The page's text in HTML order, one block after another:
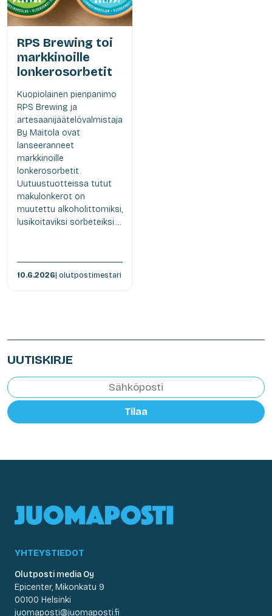
RPS Brewing toi
markkinoille
lonkerosorbetit
Kuopiolainen pienpanimo
RPS Brewing ja
artesaanijäätelövalmistaja
By Maitola ovat
lanseeranneet
markkinoille
lonkerosorbetit.
Uutuustuotteissa tutut
makulonkerot on
muutettu alkoholittomiksi,
lusikoitaviksi sorbeteiksi....
10.6.2026| olutpostimestari
UUTISKIRJE
Tilaa
YHTEYSTIEDOT
Olutposti media Oy
Epicenter, Mikonkatu 9
00100 Helsinki
juomaposti@juomaposti.fi